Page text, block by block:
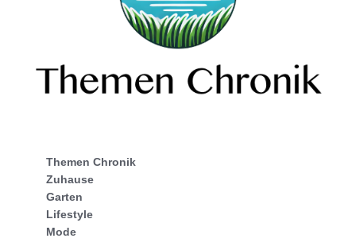
Themen Chronik
Zuhause
Garten
Lifestyle
Mode